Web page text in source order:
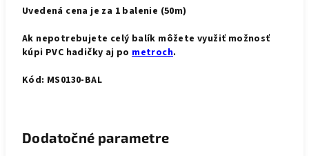
Uvedená cena je za 1 balenie (50m)
Ak nepotrebujete celý balík môžete využiť možnosť
kúpi PVC hadičky aj pometroch.
Kód: MS0130-BAL
Dodatočné parametre